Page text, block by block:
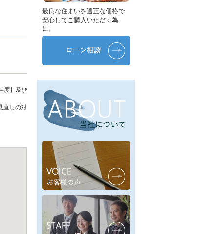
度】及び
直しの対
最良な住まいを適正な価格で
安心してご購入いただく為
に。